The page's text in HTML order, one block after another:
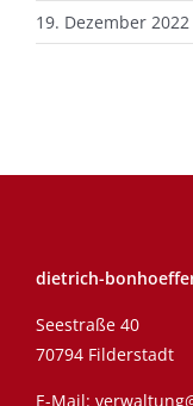
19. Dezember 2022
dietrich-
Seestraße 40
70794 Filderstadt
E-Mail: